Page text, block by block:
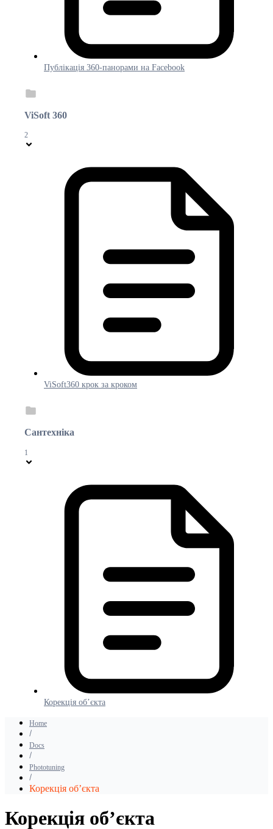
Публікація 360-панорами на Facebook
ViSoft 360
2
ViSoft360 крок за кроком
Сантехніка
1
Корекція об’єкта
Home
Docs
Phototuning
Корекція об’єкта
Корекція об’єкта